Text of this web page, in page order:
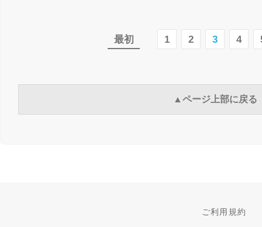
最初 1 2 3 4
▲ページ上部に戻る
ご利用規約